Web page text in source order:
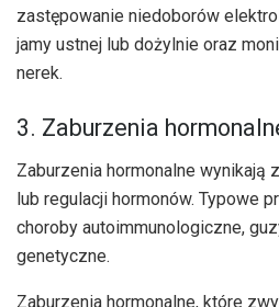
zastępowanie niedoborów
jamy ustnej lub dożylnie oraz
nerek.
3. Zaburzenia
Zaburzenia hormonalne wynikają
lub regulacji hormonów. Typowe
choroby autoimmunologiczne,
genetyczne.
Zaburzenia hormonalne, które